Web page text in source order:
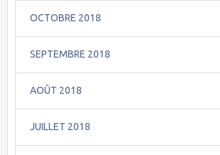
OCTOBRE 2018
SEPTEMBRE 2018
AOÛT 2018
JUILLET 2018